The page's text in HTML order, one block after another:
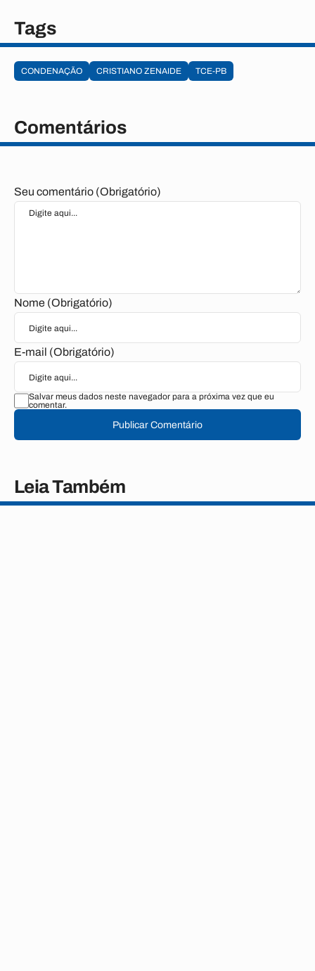
Tags
CONDENAÇÃO CRISTIANO ZENAIDE TCE-PB
Comentários
Seu comentário (Obrigatório)
Nome (Obrigatório)
E-mail (Obrigatório)
Salvar meus dados neste navegador para a próxima vez que eu
comentar.
Publicar Comentário
Leia Também